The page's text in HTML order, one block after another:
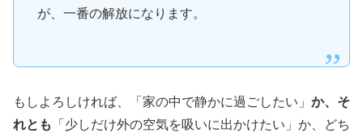
が、一番の解放になります。
もしよろしければ、「家の中で静かに過ごしたい」 か、そ
れとも
「少しだけ外の空気を吸いに出かけたい」か、どち